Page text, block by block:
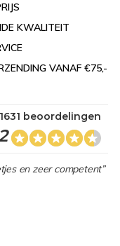
KWALITEIT
VANAF €75,-
1631 beoordelingen
en zeer competent”